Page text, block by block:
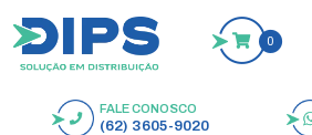
0
FALE CONOSCO
(62) 3605-9020